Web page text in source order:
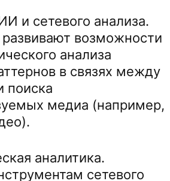
и сетевого анализа.
возможности
анализа
в связях между
поиска
медиа (например,
аналитика.
сетевого